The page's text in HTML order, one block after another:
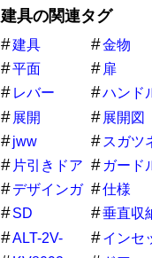
建具の関連タグ
建具 金物
平面
扉
レバー
ハンド
展開 展開図
jww
スガツ
片引きドア
ガード
デザインガ
ラス
仕様
SD
垂直収
物
ALT-2V-
インセ